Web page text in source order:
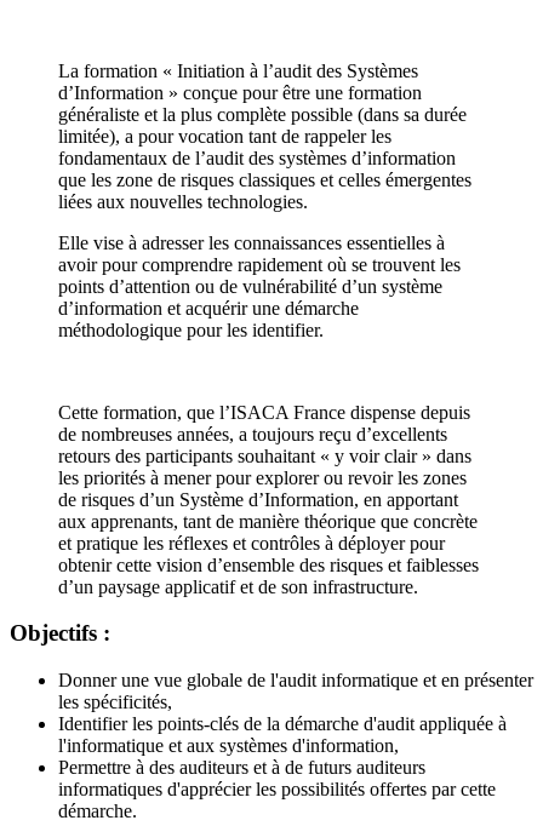
La formation « Initiation à l’audit des Systèmes
d’Information » conçue pour être une formation
généraliste et la plus complète possible (dans sa durée
limitée), a pour vocation tant de rappeler les
fondamentaux de l’audit des systèmes d’information
que les zone de risques classiques et celles émergentes
liées aux nouvelles technologies.
Elle vise à adresser les connaissances essentielles à
avoir pour comprendre rapidement où se trouvent les
points d’attention ou de vulnérabilité d’un système
d’information et acquérir une démarche
méthodologique pour les identifier.
Cette formation, que l’ISACA France dispense depuis
de nombreuses années, a toujours reçu d’excellents
retours des participants souhaitant « y voir clair » dans
les priorités à mener pour explorer ou revoir les zones
de risques d’un Système d’Information, en apportant
aux apprenants, tant de manière théorique que concrète
et pratique les réflexes et contrôles à déployer pour
obtenir cette vision d’ensemble des risques et faiblesses
d’un paysage applicatif et de son infrastructure.
Objectifs :
Donner une vue globale de l'audit informatique et en présenter
les spécificités,
Identifier les points-clés de la démarche d'audit appliquée à
l'informatique et aux systèmes d'information,
Permettre à des auditeurs et à de futurs auditeurs
informatiques d'apprécier les possibilités offertes par cette
démarche.